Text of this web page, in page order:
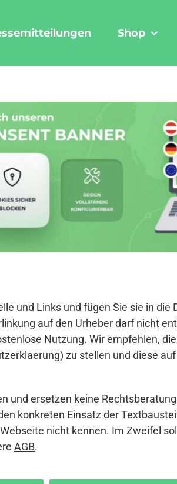
Shop
und Links und fügen Sie sie in
auf den Urheber darf nicht
Nutzung. Wir empfehlen,
zu stellen und diese
und ersetzen keine
konkreten Einsatz der
nicht kennen. Im Zweifel
AGB.